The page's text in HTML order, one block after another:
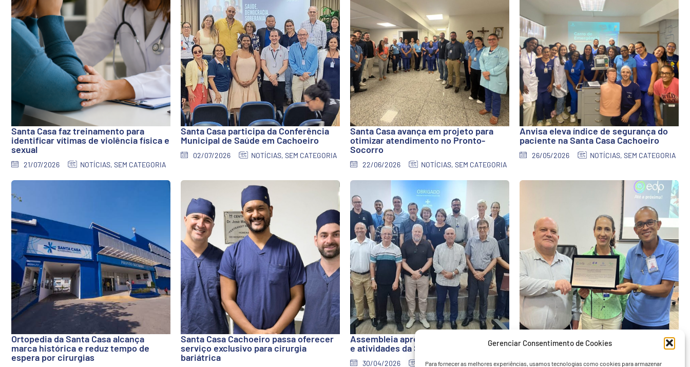
Gerenciar Consentimento de Cookies
Para fornecer as melhores experiências, usamos tecnologias como cookies para armazenar
Santa Casa faz treinamento para
identificar vítimas de violência física e
sexual
21/07/2026 NOTÍCIAS, SEM CATEGORIA
Santa Casa participa da Conferência
Municipal de Saúde em Cachoeiro
02/07/2026 NOTÍCIAS, SEM CATEGORIA
Santa Casa avança em projeto para
otimizar atendimento no Pronto-
Socorro
22/06/2026 NOTÍCIAS, SEM CATEGORIA
Anvisa eleva índice de segurança do
paciente na Santa Casa Cachoeiro
26/05/2026 NOTÍCIAS, SEM CATEGORIA
Ortopedia da Santa Casa alcança
marca histórica e reduz tempo de
espera por cirurgias
Santa Casa Cachoeiro passa oferecer
serviço exclusivo para cirurgia
bariátrica
Assembleia aprova relatório de contas
e atividades da Santa Casa
30/04/2026 NOTÍCIAS
Santa Casa orienta colaboradores
sobre consumo consciente de energia
09/04/2026 NOTÍCIAS,SEM CATEGORIA